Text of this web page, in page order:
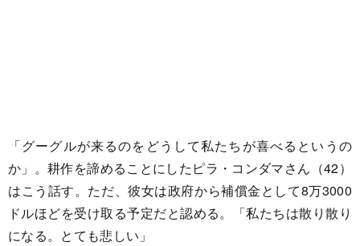
「グーグルが来るのをどうして私たちが喜べるというの
か」。耕作を諦めることにしたピラ・コンダマさん（42）
はこう話す。ただ、彼女は政府から補償金として8万3000
ドルほどを受け取る予定だと認める。「私たちは散り散り
になる。とても悲しい」